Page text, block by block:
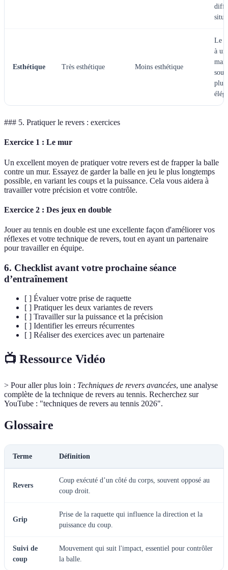
Esthétique Très esthétique Moins esthétique
Le
à
plus
### 5. Pratiquer le revers : exercices
Exercice 1 : Le mur
Un excellent moyen de pratiquer votre revers est de frapper la balle
contre un mur. Essayez de garder la balle en jeu le plus longtemps
possible, en variant les coups et la puissance. Cela vous aidera à
travailler votre précision et votre contrôle.
Exercice 2 : Des jeux en double
Jouer au tennis en double est une excellente façon d'améliorer vos
réflexes et votre technique de revers, tout en ayant un partenaire
pour travailler en équipe.
6. Checklist avant votre prochaine séance
d’entraînement
[ ] Évaluer votre prise de raquette
[ ] Pratiquer les deux variantes de revers
[ ] Travailler sur la puissance et la précision
[ ] Identifier les erreurs récurrentes
[ ] Réaliser des exercices avec un partenaire
📺 Ressource Vidéo
> Pour aller plus loin : Techniques de revers avancées, une analyse
complète de la technique de revers au tennis. Recherchez sur
YouTube : "techniques de revers au tennis 2026".
Glossaire
Terme Définition
Revers
Coup exécuté d’un côté du corps, souvent opposé au
coup droit.
Grip
Prise de la raquette qui influence la direction et la
puissance du coup.
Suivi de
coup
Mouvement qui suit l'impact, essentiel pour contrôler
la balle.